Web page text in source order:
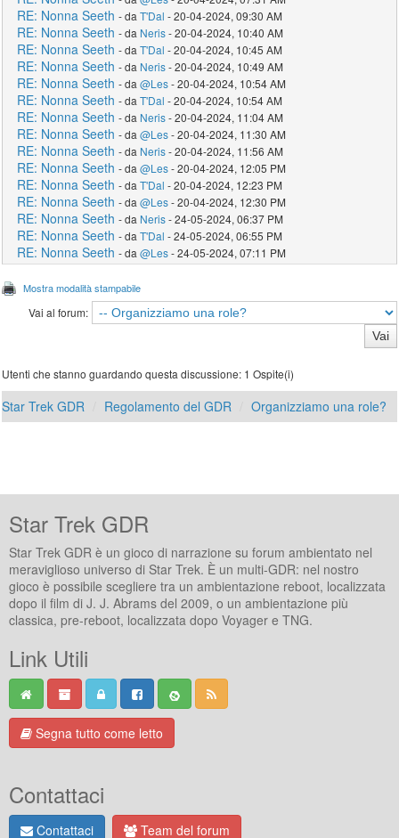
RE: Nonna Seeth - daT'Dal - 20-04-2024, 09:30 AM
RE: Nonna Seeth - da Neris- 20-04-2024, 10:40 AM
RE: Nonna Seeth - daT'Dal - 20-04-2024, 10:45 AM
RE: Nonna Seeth - da Neris- 20-04-2024, 10:49 AM
RE: Nonna Seeth - da@Les- 20-04-2024, 10:54 AM
RE: Nonna Seeth - daT'Dal - 20-04-2024, 10:54 AM
RE: Nonna Seeth - da Neris- 20-04-2024, 11:04 AM
RE: Nonna Seeth - da@Les- 20-04-2024, 11:30 AM
RE: Nonna Seeth - da Neris- 20-04-2024, 11:56 AM
RE: Nonna Seeth - da@Les- 20-04-2024, 12:05 PM
RE: Nonna Seeth - daT'Dal - 20-04-2024, 12:23 PM
RE: Nonna Seeth - da@Les- 20-04-2024, 12:30 PM
RE: Nonna Seeth - da Neris- 24-05-2024, 06:37 PM
RE: Nonna Seeth - daT'Dal - 24-05-2024, 06:55 PM
RE: Nonna Seeth - da@Les- 24-05-2024, 07:11 PM
Mostra modalità stampabile
Vai al forum:
Utenti che stanno guardando questa discussione: 1 Ospite(i)
Star Trek GDR Regolamento del GDR Organizziamo una role?
Star Trek GDR
Star Trek GDR è un gioco di narrazione su forum ambientato nel
meraviglioso universo di Star Trek. È un multi-GDR: nel nostro
gioco è possibile scegliere tra un ambientazione reboot, localizzata
dopo il film di J. J. Abrams del 2009, o un ambientazione più
classica, pre-reboot, localizzata dopo Voyager e TNG.
Link Utili
Segna tutto come letto
Contattaci
Contattaci Team del forum